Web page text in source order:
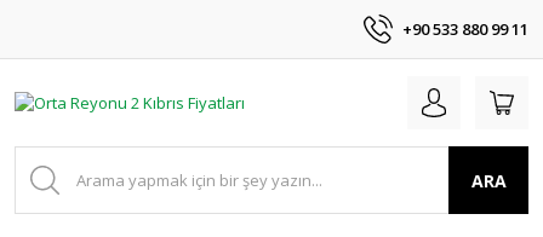
+90 533 880 99 11
ARA